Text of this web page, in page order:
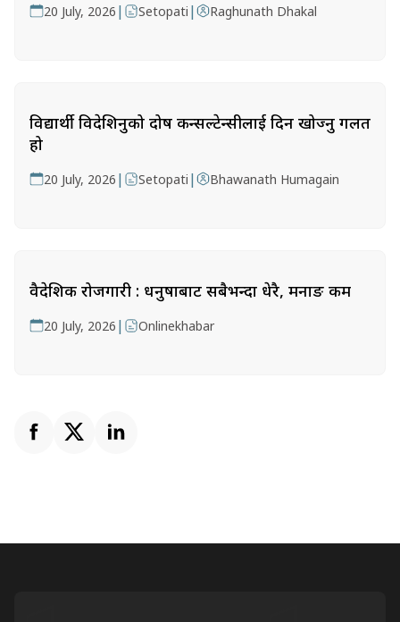
20 July, 2026 | Setopati | Raghunath Dhakal
विद्यार्थी विदेशिनुको दोष कन्सल्टेन्सीलाई दिन खोज्नु गलत
हो
20 July, 2026 | Setopati | Bhawanath Humagain
वैदेशिक रोजगारी : धनुषाबाट सबैभन्दा धेरै, मनाङ कम
20 July, 2026 | Onlinekhabar